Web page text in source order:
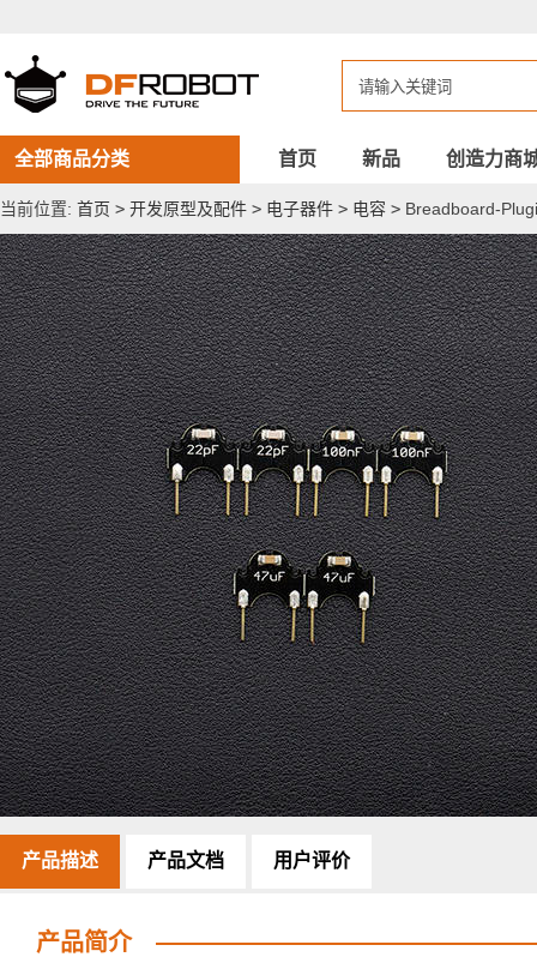
包
板
实
验
插
件
——
电
容
包
全部商品分类 首页 新品 创造力商
当前位置: 首页 > 开发原型及配件 > 电子器件 > 电容 > Breadboard-
产品描述 产品文档 用户评价
产品简介